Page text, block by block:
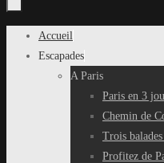
Passer
Accueil
Escapades
A Paris
Paris en 3
Chemin de
Trois
Profitez de